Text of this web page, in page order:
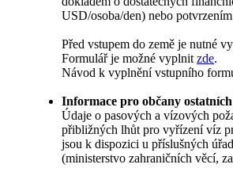
USD/osoba/den) nebo
Před vstupem do země je nutné
Formulář je možné vyplnit zde.
Návod k vyplnění vstupního
Informace pro občany
Údaje o pasových a vízových
přibližných lhůt pro vyřízení víz
jsou k dispozici u příslušných
(ministerstvo zahraničních věcí,